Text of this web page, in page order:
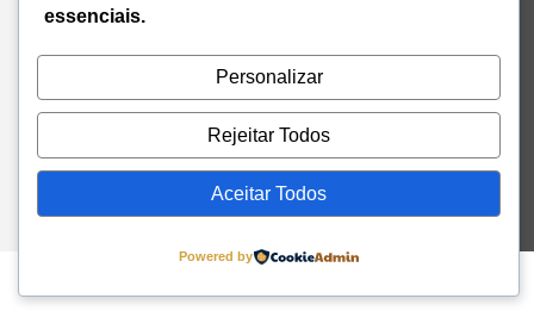
a
Newsletter
Send
essenciais.
Personalizar
Rejeitar Todos
Aceitar Todos
Powered by